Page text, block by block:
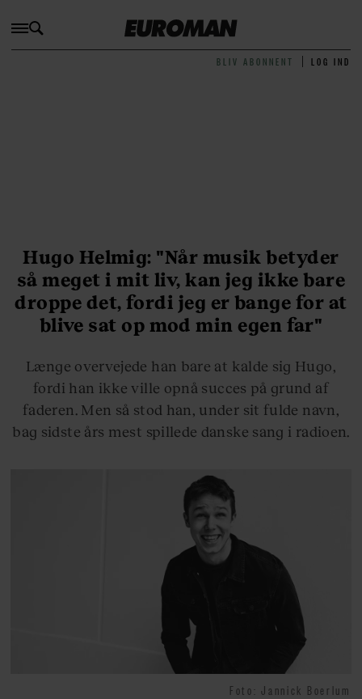
BLIV ABONNENT LOG IND
Hugo Helmig: "Når musik betyder
så meget i mit liv, kan jeg ikke bare
droppe det, fordi jeg er bange for at
blive sat op mod min egen far"
Længe overvejede han bare at kalde sig Hugo,
fordi han ikke ville opnå succes på grund af
faderen. Men så stod han, under sit fulde navn,
bag sidste års mest spillede danske sang i radioen.
Foto: Jannick Boerlum